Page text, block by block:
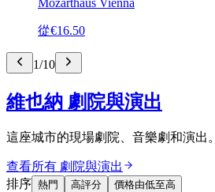
從€16.50
1/10
維也納 劇院與演出
這座城市的現場劇院、音樂劇和演出。
查看所有 劇院與演出
排序 熱門 高評分 價格由低至高